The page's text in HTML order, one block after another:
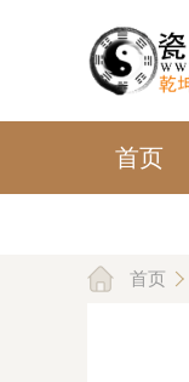
首页
首页